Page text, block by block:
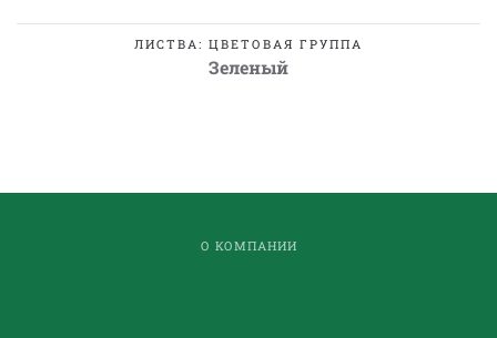
ЛИСТВА: ЦВЕТОВАЯ ГРУППА
Зеленый
О КОМПАНИИ